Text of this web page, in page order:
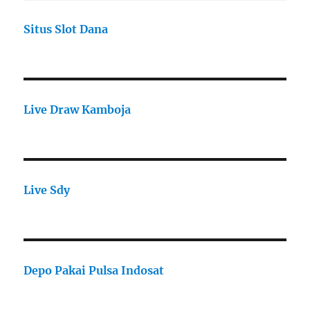
Situs Slot Dana
Live Draw Kamboja
Live Sdy
Depo Pakai Pulsa Indosat